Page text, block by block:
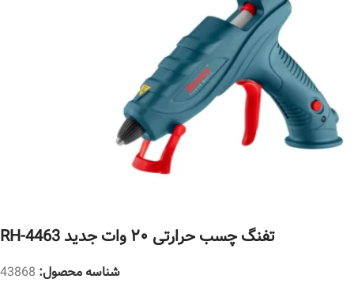
تفنگ چسب حرارتی ۲۰ وات جدید RH-4463
شناسه محصول: 43868